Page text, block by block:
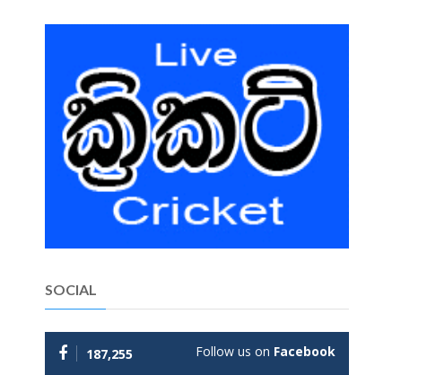
SOCIAL
187,255 Follow us on Facebook